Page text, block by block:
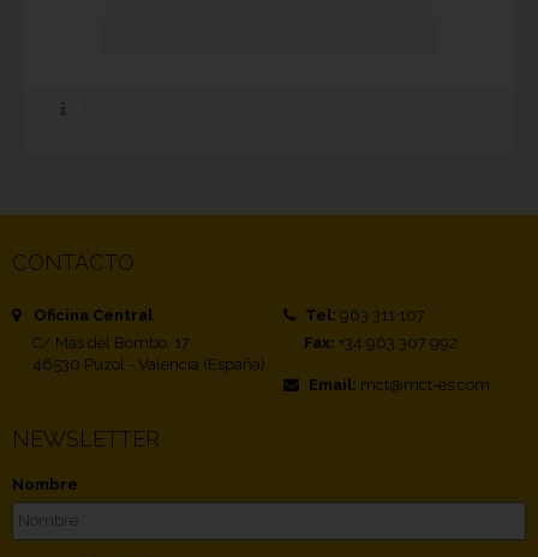
CONTACTO
Oficina Central
C/ Mas del Bombo, 17
46530 Puzol - Valencia (España)
Tel: 963 311 107
Fax: +34 963 307 992
Email: mct@mct-es.com
NEWSLETTER
Nombre